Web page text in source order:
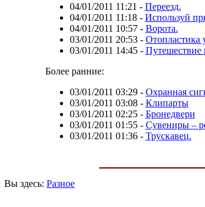
04/01/2011 11:21 - Переезд.
04/01/2011 11:18- Используй
04/01/2011 10:57- Ворота.
03/01/2011 20:53- Отопластика
03/01/2011 14:45-
Более ранние:
03/01/2011 03:29- Охранная
03/01/2011 03:08- Клипарты
03/01/2011 02:25- Бронедвери
03/01/2011 01:55- Сувениры –
03/01/2011 01:36- Трускавец.
Вы здесь: Разное